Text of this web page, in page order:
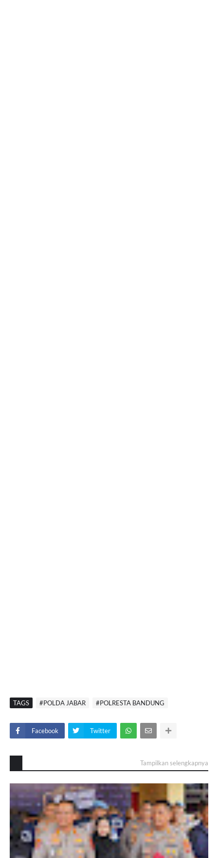
TAGS #POLDA JABAR #POLRESTA BANDUNG
Facebook Twitter
Tampilkan selengkapnya